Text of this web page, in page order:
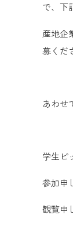
で、下
産地企
募くだ
あわせ
学生ピ
参加申
観覧申